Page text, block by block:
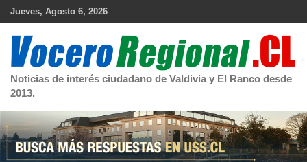
Skip
Jueves, Agosto 6, 2026
Noticias de interés ciudadano de Valdivia y El Ranco desde
2013.